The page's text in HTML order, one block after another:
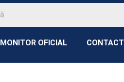
MONITOR OFICIAL CONTACT